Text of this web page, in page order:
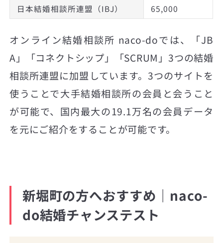
日本結婚相談所連盟（IBJ）
65,000
オンライン結婚相談所 naco-doでは、「JB
A」「コネクトシップ」「SCRUM」3つの結婚
相談所連盟に加盟しています。3つのサイトを
使うことで大手結婚相談所の会員と会うこと
が可能で、国内最大の19.1万名の会員データ
を元にご紹介をすることが可能です。
新堀町の方へおすすめ｜naco-
do結婚チャンステスト